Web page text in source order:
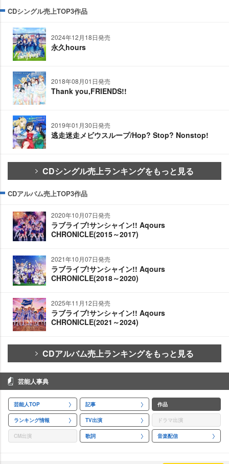
CDシングル売上TOP3作品
2024年12月18日発売
永久hours
2018年08月01日発売
Thank you,FRIENDS!!
2019年01月30日発売
逃走迷走メビウスループ/Hop? Stop? Nonstop!
CDシングル売上ランキングをもっと見る
CDアルバム売上TOP3作品
2020年10月07日発売
ラブライブ!サンシャイン!! Aqours
CHRONICLE(2015～2017)
2021年10月07日発売
ラブライブ!サンシャイン!! Aqours
CHRONICLE(2018～2020)
2025年11月12日発売
ラブライブ!サンシャイン!! Aqours
CHRONICLE(2021～2024)
CDアルバム売上ランキングをもっと見る
芸能人事典
芸能人TOP 記事 作品
ランキング情報 TV出演 ドラマ出演
CM出演 歌詞 音楽配信